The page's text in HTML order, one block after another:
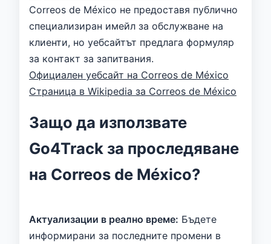
Correos de México не предоставя публично
специализиран имейл за обслужване на
клиенти, но уебсайтът предлага формуляр
за контакт за запитвания.
Официален уебсайт на Correos de México
Страница в Wikipedia за Correos de México
Защо да използвате
Go4Track за проследяване
на Correos de México?
Актуализации в реално време: Бъдете
информирани за последните промени в